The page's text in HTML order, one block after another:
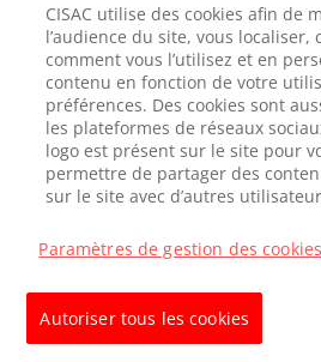
SOCIÉTÉS SOEURS
MENTIONS
LÉGALES
CISAC utilise des cookies afin de
l’audience du site, vous localiser,
comment vous l’utilisez et en
contenu en fonction de votre
préférences. Des cookies sont
les plateformes de réseaux
logo est présent sur le site pour
permettre de partager des
sur le site avec d’autres
Paramètres de gestion des cookies
Autoriser tous les cookies